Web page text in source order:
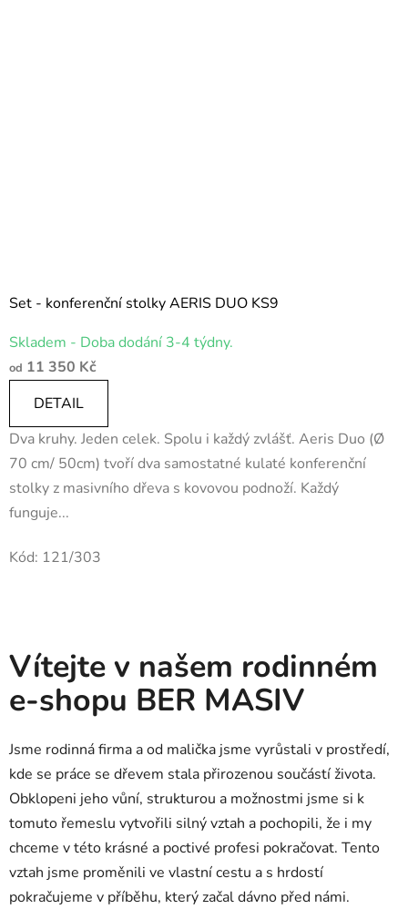
Set - konferenční stolky AERIS DUO KS9
Skladem - Doba dodání 3-4 týdny.
od 11 350 Kč
DETAIL
Dva kruhy. Jeden celek. Spolu i každý zvlášť. Aeris Duo (Ø
70 cm/ 50cm) tvoří dva samostatné kulaté konferenční
stolky z masivního dřeva s kovovou podnoží. Každý
funguje...
Kód: 121/303
Vítejte v našem rodinném
e-shopu BER MASIV
Jsme rodinná firma a od malička jsme vyrůstali v prostředí,
kde se práce se dřevem stala přirozenou součástí života.
Obklopeni jeho vůní, strukturou a možnostmi jsme si k
tomuto řemeslu vytvořili silný vztah a pochopili, že i my
chceme v této krásné a poctivé profesi pokračovat. Tento
vztah jsme proměnili ve vlastní cestu a s hrdostí
pokračujeme v příběhu, který začal dávno před námi.